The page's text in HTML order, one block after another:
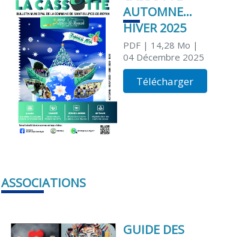
AUTOMNE
HIVER 2025
PDF| 14,28 Mo |
04 Décembre 2025
Télécharger
ASSOCIATIONS
GUIDE DES